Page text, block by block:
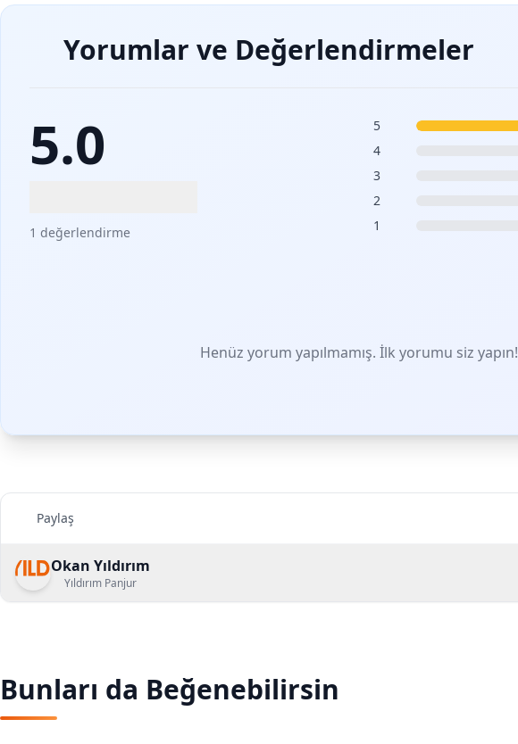
Yorumlar ve Değerlendirmeler
5.0
1 değerlendirme
5
4
3
2
1
Henüz yorum yapılmamış. İlk yorumu siz yapın!
Paylaş
Okan Yıldırım
Yıldırım Panjur
Bunları da Beğenebilirsin